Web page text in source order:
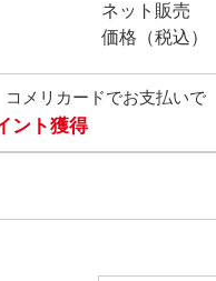
ネット販売
価格（税込）
メリカードでお支払いで
ント獲得